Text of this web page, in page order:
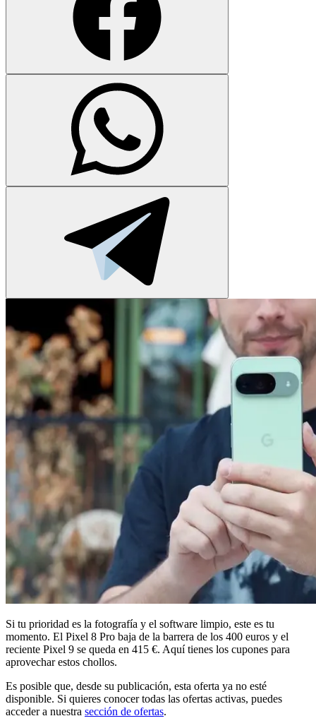
Si tu prioridad es la fotografía y el software limpio, este es tu
momento. El Pixel 8 Pro baja de la barrera de los 400 euros y el
reciente Pixel 9 se queda en 415 €. Aquí tienes los cupones para
aprovechar estos chollos.
Es posible que, desde su publicación, esta oferta ya no esté
disponible. Si quieres conocer todas las ofertas activas, puedes
acceder a nuestra sección de ofertas.